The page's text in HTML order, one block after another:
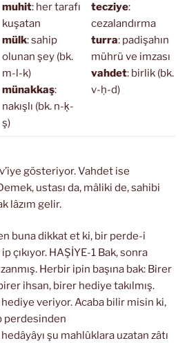
muhit: her tarafı
kuşatan
mülk: sahip
olunan şey (bk.
m-l-k)
münakkaş:
nakışlı (bk. n-ḳ-
ş)
tecziye:
cezalandırma
turra: padişahın
mührü ve imzası
vahdet: birlik (bk.
v-ḥ-d)
gösteriyor. Vahdet ise
ustası da, mâliki de, sahibi
lâzım gelir.
buna dikkat et ki, bir perde-i
çıkıyor. HAŞİYE-1 Bak, sonra
Herbir ipin başına bak: Birer
ihsan, birer hediye takılmış.
veriyor. Acaba bilir misin ki,
perdesinden
şu mahlûklara uzatan zâtı